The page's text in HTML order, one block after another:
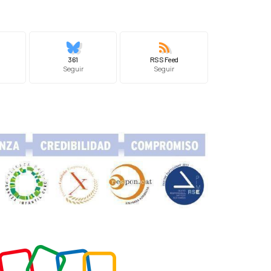
361
Seguir
RSS Feed
Seguir